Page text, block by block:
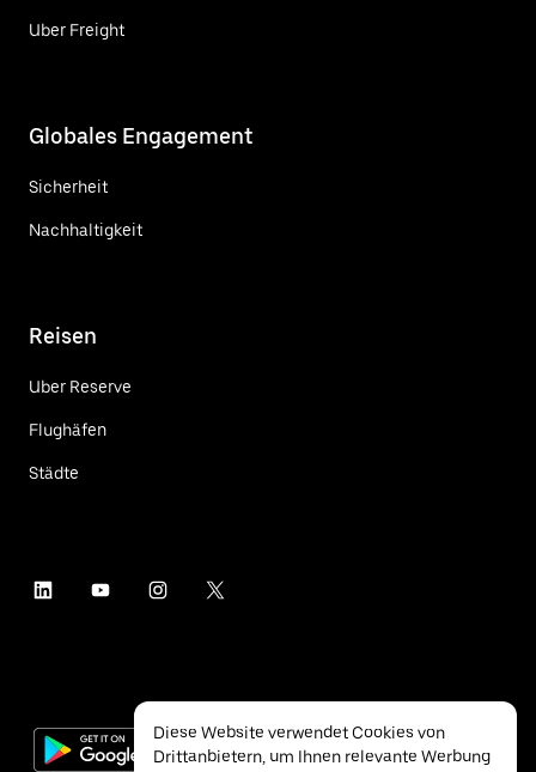
Uber Freight
Globales Engagement
Sicherheit
Nachhaltigkeit
Reisen
Uber Reserve
Flughäfen
Städte
Diese Website verwendet Cookies von
Drittanbietern, um Ihnen relevante Werbung